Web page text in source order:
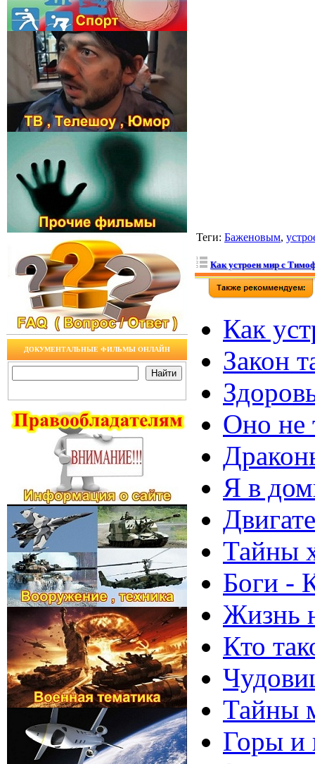
ДОКУМЕНТАЛЬНЫЕ ФИЛЬМЫ ОНЛАЙН
Теги: Баженовым,
Как устроен мир с
Как
Закон
Оно не
Я в
Тайны
Боги -
Жизнь
Кто
Тайны
Горы и